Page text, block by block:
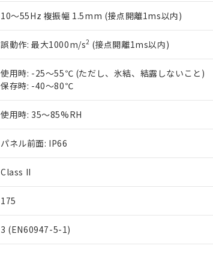
10～55Hz 複振幅 1.5mm (接点開離1ms以内)
誤動作: 最大1000m/s2 (接点開離1ms以内)
使用時: -25～55℃ (ただし、氷結、結露しないこと)
保存時: -40～80℃
使用時: 35～85%RH
パネル前面: IP66
Class II
175
3 (EN60947-5-1)